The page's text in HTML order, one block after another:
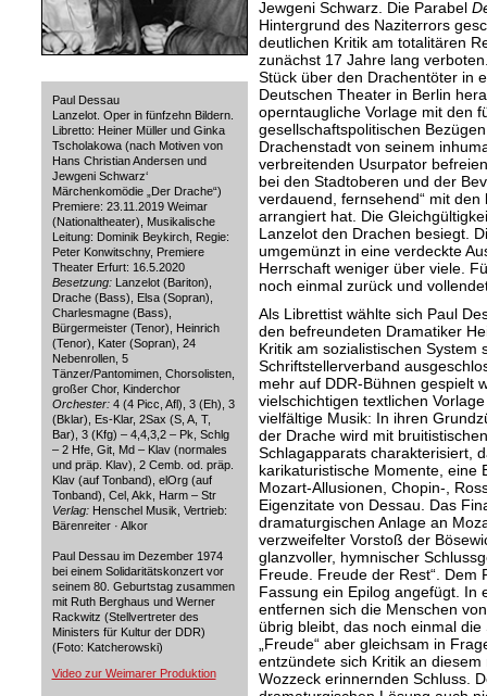
Paul Dessau
Lanzelot. Oper in fünfzehn Bildern.
Libretto: Heiner Müller und Ginka
Tscholakowa (nach Motiven von
Hans Christian Andersen und
Jewgeni Schwarz‘
Märchenkomödie „Der Drache“)
Premiere: 23.11.2019 Weimar
(Nationaltheater), Musikalische
Leitung: Dominik Beykirch, Regie:
Peter Konwitschny, Premiere
Theater Erfurt: 16.5.2020
Besetzung:Lanzelot (Bariton),
Drache (Bass), Elsa (Sopran),
Charlesmagne (Bass),
Bürgermeister (Tenor), Heinrich
(Tenor), Kater (Sopran), 24
Nebenrollen, 5
Tänzer/Pantomimen, Chorsolisten,
großer Chor, Kinderchor
Orchester:4 (4 Picc, Afl), 3 (Eh), 3
(Bklar), Es-Klar, 2Sax (S, A, T,
Bar), 3 (Kfg) – 4,4,3,2 – Pk, Schlg
– 2 Hfe, Git, Md – Klav (normales
und präp. Klav), 2 Cemb. od. präp.
Klav (auf Tonband), elOrg (auf
Tonband), Cel, Akk, Harm – Str
Verlag:Henschel Musik, Vertrieb:
Bärenreiter · Alkor
Paul Dessau im Dezember 1974
bei einem Solidaritätskonzert vor
seinem 80. Geburtstag zusammen
mit Ruth Berghaus und Werner
Rackwitz (Stellvertreter des
Ministers für Kultur der DDR)
(Foto: Katcherowski)
Video zur Weimarer Produktion
Jewgeni Schwarz. Die Parabel
Hintergrund des Naziterrors
deutlichen Kritik am totalitären
zunächst 17 Jahre lang
Stück über den Drachentöter in
Deutschen Theater in Berlin
operntaugliche Vorlage mit den
gesellschaftspolitischen
Drachenstadt von seinem
verbreitenden Usurpator
bei den Stadtoberen und der
verdauend, fernsehend“ mit
arrangiert hat. Die
Lanzelot den Drachen besiegt.
umgemünzt in eine verdeckte
Herrschaft weniger über viele.
noch einmal zurück und
Als Librettist wählte sich Paul
den befreundeten Dramatiker
Kritik am sozialistischen System
Schriftstellerverband
mehr auf DDR-Bühnen gespielt
vielschichtigen textlichen
vielfältige Musik: In ihren
der Drache wird mit
Schlagapparats charakterisiert,
karikaturistische Momente, eine
Mozart-Allusionen, Chopin-,
Eigenzitate von Dessau. Das
dramaturgischen Anlage an
verzweifelter Vorstoß der
glanzvoller, hymnischer
Freude. Freude der Rest“. Dem
Fassung ein Epilog angefügt. In
entfernen sich die Menschen
übrig bleibt, das noch einmal
„Freude“ aber gleichsam in
entzündete sich Kritik an
Wozzeck erinnernden Schluss.